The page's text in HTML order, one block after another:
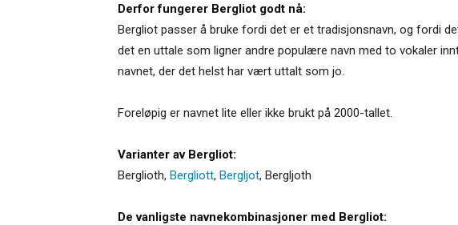
Derfor fungerer Bergliot godt nå:
Bergliot passer å bruke fordi det er et tradisjonsnavn, og fordi
det en uttale som ligner andre populære navn med to vokaler
navnet, der det helst har vært uttalt som jo.
Foreløpig er navnet lite eller ikke brukt på 2000-tallet.
Varianter av Bergliot:
Berglioth, Bergliott, Bergljot, Bergljoth
De vanligste navnekombinasjoner med Bergliot: